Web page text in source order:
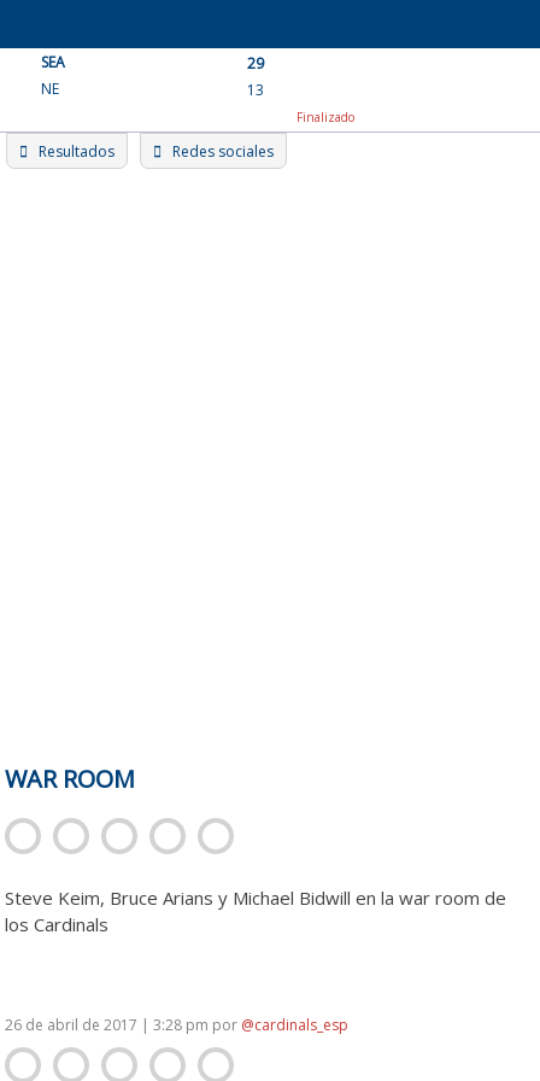
content
SEA
29
NE
13
Finalizado
Resultados Redes sociales
WAR ROOM
Steve Keim, Bruce Arians y Michael Bidwill en la war room de
los Cardinals
26 de abril de 2017 | 3:28 pm por @cardinals_esp